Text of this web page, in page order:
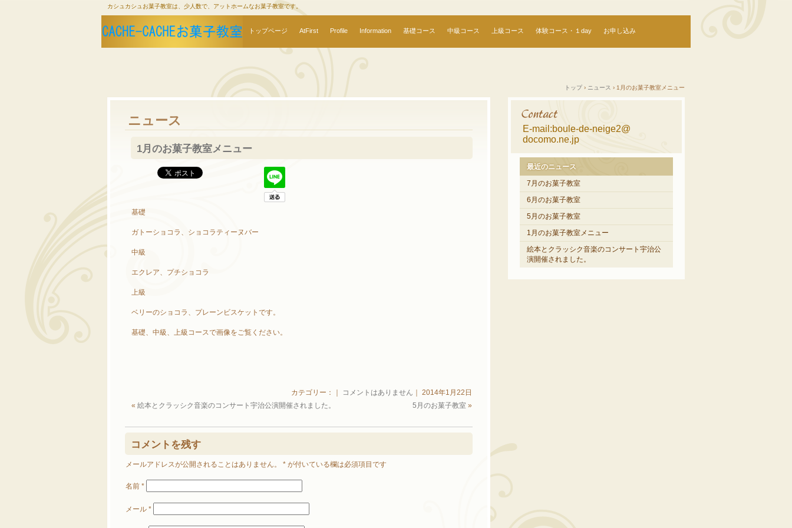
カシュカシュお菓子教室は、少人数で、アットホームなお菓子教室です。
E-mail:boule-de-neige2@
docomo.ne.jp
トップページ AtFirst Profile Information 基礎コース 中級コース 上級コース 体験コース・１day お申し込み
トップ› ニュース › 1月のお菓子教室メニュー
ニュース
1月のお菓子教室メニュー
基礎
ガトーショコラ、ショコラティーヌバー
中級
エクレア、プチショコラ
上級
ベリーのショコラ、プレーンビスケットです。
基礎、中級、上級コースで画像をご覧ください。
カテゴリー：｜ コメントはありません ｜ 2014年1月22日
«絵本とクラッシク音楽のコンサート宇治公演開催されました。 5月のお菓子教室»
コメントを残す
メールアドレスが公開されることはありません。 * が付いている欄は必須項目です
名前*
メール*
最近のニュース
7月のお菓子教室
6月のお菓子教室
5月のお菓子教室
1月のお菓子教室メニュー
絵本とクラッシク音楽のコンサート宇治公
演開催されました。